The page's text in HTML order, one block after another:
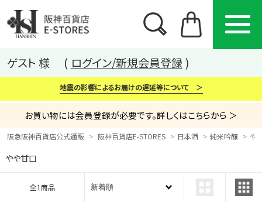
カテゴリー ブランド
ゲスト 様 ログイン/新規会員登録
地震の影響によるお届けの遅延等について ＞
お買い物には会員登録が必要です。詳しくはこちらから ＞
阪急阪神百貨店公式通販 阪神百貨店E-STORES 日本酒 純米吟醸 や
やや甘口
全1商品